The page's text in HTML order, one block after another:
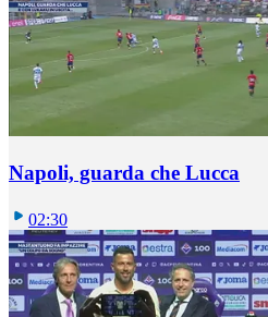
Napoli, guarda che Lucca
02:30